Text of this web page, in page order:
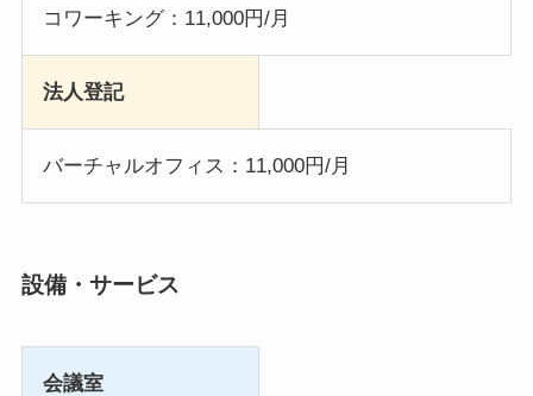
コワーキング：11,000円/月
法人登記
バーチャルオフィス：11,000円/月
設備・サービス
会議室